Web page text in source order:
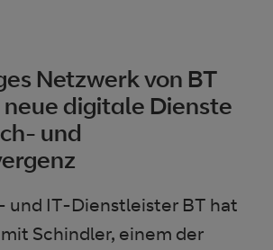
Netzwerk von BT
digitale Dienste
und
und IT-Dienstleister BT hat
Schindler, einem der